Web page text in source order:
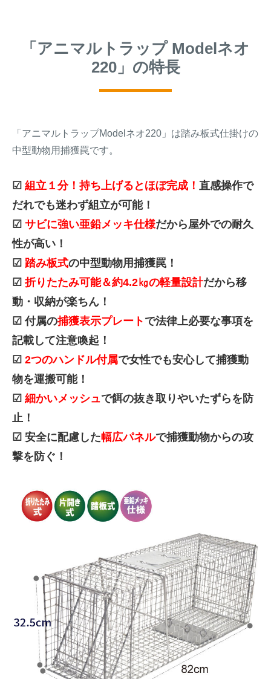
「アニマルトラップ Modelネオ
220」の特長
「アニマルトラップModelネオ220」は踏み板式仕掛けの
中型動物用捕獲罠です。
☑ 組立１分！持ち上げるとほぼ完成！ 直感操作で
だれでも迷わず組立が可能！
☑ サビに強い亜鉛メッキ仕様だから屋外での耐久
性が高い！
☑ 踏み板式の中型動物用捕獲罠！
☑ 折りたたみ可能＆約4.2㎏の軽量設計だから移
動・収納が楽ちん！
☑ 付属の捕獲表示プレート で法律上必要な事項を
記載して注意喚起！
☑ 2つのハンドル付属で女性でも安心して捕獲動
物を運搬可能！
☑ 細かいメッシュで餌の抜き取りやいたずらを防
止！
☑ 安全に配慮した幅広パネルで捕獲動物からの攻
撃を防ぐ！